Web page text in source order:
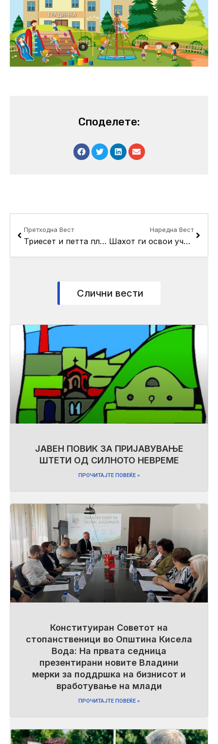
Споделете:
Претходна Вест
Триесет и петта пленарна седница на Советот на Oпштина Кисела Вода 09.02.2024
Наредна Вест
Шахот ги освои учениците од Кисела Вода
Слични вести
ЈАВЕН ПОВИК ЗА ПРИЈАВУВАЊЕ
ШТЕТИ ОД СИЛНОТО НЕВРЕМЕ
ПРОЧИТАЈТЕ ПОВЕЌЕ »
Конституиран Советот на
стопанственици во Општина Кисела
Вода: На првата седница
презентирани новите Владини
мерки за поддршка на бизнисот и
вработување на млади
ПРОЧИТАЈТЕ ПОВЕЌЕ »